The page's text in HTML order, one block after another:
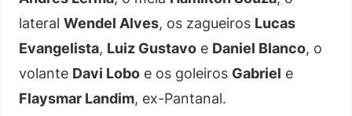
lateral Wendel Alves, os zagueiros Lucas
Evangelista, Luiz Gustavo e Daniel Blanco, o
volante Davi Lobo e os goleiros Gabriel e
Flaysmar Landim, ex-Pantanal.